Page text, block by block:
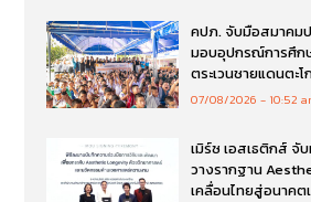
คปภ. จับมือสมาคม
มอบอุปกรณ์การศึก
ตระเวนชายแดนตะ
07/08/2026 10:52
เมิร์ซ เอสเธติกส์ จั
วางรากฐาน
เคลื่อนไทยสู่อนาค